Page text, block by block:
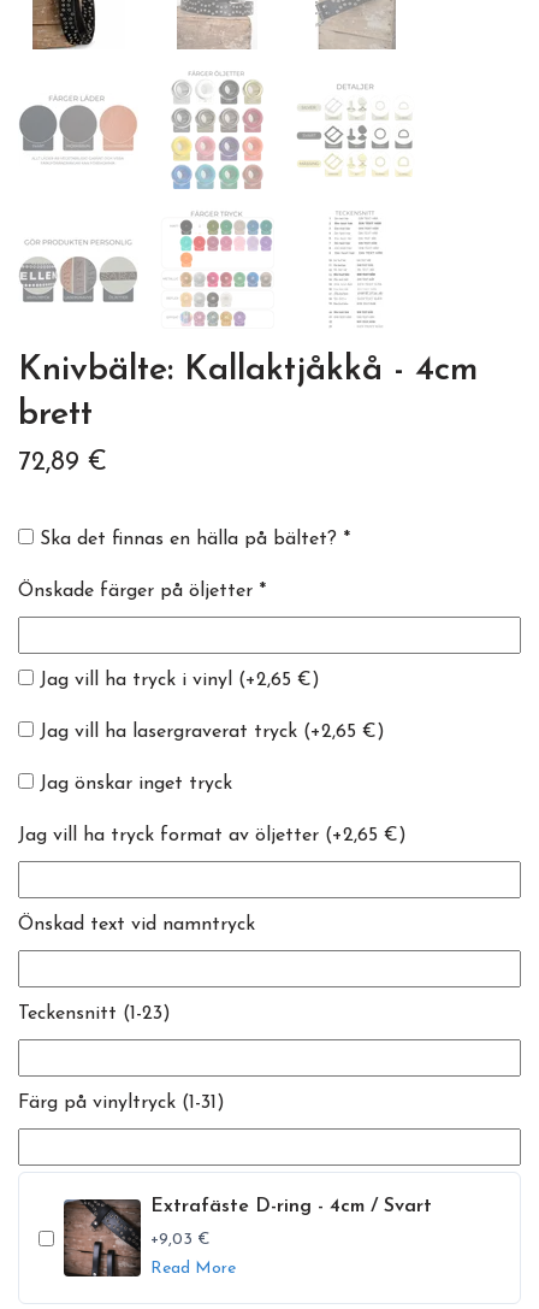
Knivbälte: Kallaktjåkkå - 4cm
brett
72,89 €
Ska det finnas en hälla på bältet? *
Önskade färger på öljetter *
Jag vill ha tryck i vinyl (+2,65 €)
Jag vill ha lasergraverat tryck (+2,65 €)
Jag önskar inget tryck
Jag vill ha tryck format av öljetter (+2,65 €)
Önskad text vid namntryck
Teckensnitt (1-23)
Färg på vinyltryck (1-31)
Extrafäste D-ring - 4cm / Svart
+9,03 €
Read More